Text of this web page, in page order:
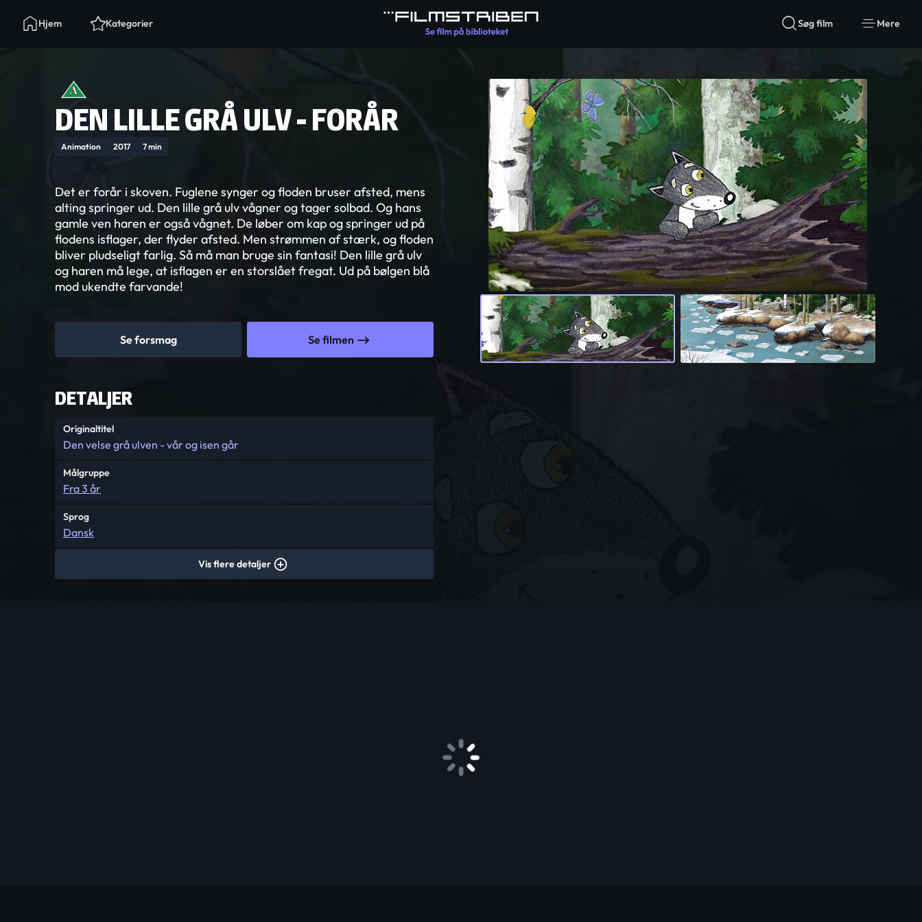
Hjem Kategorier Søg film Mere
DEN LILLE GRÅ ULV - FORÅR
Animation 2017 7 min
Det er forår i skoven. Fuglene synger og floden bruser afsted, mens
alting springer ud. Den lille grå ulv vågner og tager solbad. Og hans
gamle ven haren er også vågnet. De løber om kap og springer ud på
flodens isflager, der flyder afsted. Men strømmen af stærk, og floden
bliver pludseligt farlig. Så må man bruge sin fantasi! Den lille grå ulv
og haren må lege, at isflagen er en storslået fregat. Ud på bølgen blå
mod ukendte farvande!
Se forsmag Se filmen
DETALJER
Originaltitel
Den velse grå ulven - vår og isen går
Målgruppe
Fra 3 år
Sprog
Dansk
Vis flere detaljer